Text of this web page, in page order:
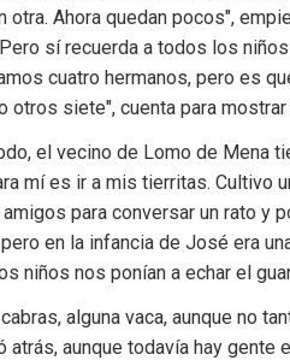
otra. Ahora quedan pocos",
sí recuerda a todos los
cuatro hermanos, pero es
otros siete", cuenta para
el vecino de Lomo de Mena
mí es ir a mis tierritas. Cultivo
para conversar un rato y
en la infancia de José era
niños nos ponían a echar el
alguna vaca, aunque no
atrás, aunque todavía hay